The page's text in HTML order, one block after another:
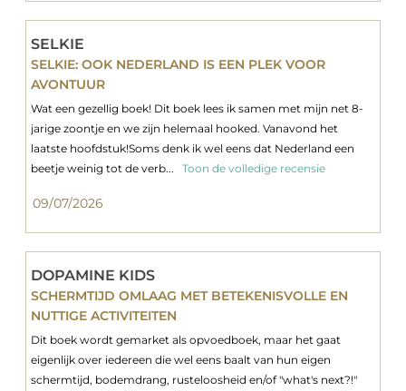
SELKIE
SELKIE: OOK NEDERLAND IS EEN PLEK VOOR
AVONTUUR
Wat een gezellig boek! Dit boek lees ik samen met mijn net 8-
jarige zoontje en we zijn helemaal hooked. Vanavond het
laatste hoofdstuk!Soms denk ik wel eens dat Nederland een
beetje weinig tot de verb...
Toon de volledige recensie
09/07/2026
DOPAMINE KIDS
SCHERMTIJD OMLAAG MET BETEKENISVOLLE EN
NUTTIGE ACTIVITEITEN
Dit boek wordt gemarket als opvoedboek, maar het gaat
eigenlijk over iedereen die wel eens baalt van hun eigen
schermtijd, bodemdrang, rusteloosheid en/of "what's next?!"